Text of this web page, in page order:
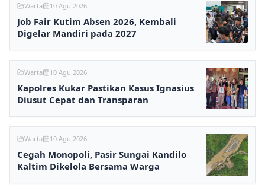
Warta 10 Agu 2026
Job Fair Kutim Absen 2026, Kembali
Digelar Mandiri pada 2027
Warta 10 Agu 2026
Kapolres Kukar Pastikan Kasus Ignasius
Diusut Cepat dan Transparan
Warta 10 Agu 2026
Cegah Monopoli, Pasir Sungai Kandilo
Kaltim Dikelola Bersama Warga